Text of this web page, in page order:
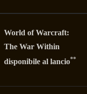
World of Warcraft:
The War Within
disponibile al lancio**